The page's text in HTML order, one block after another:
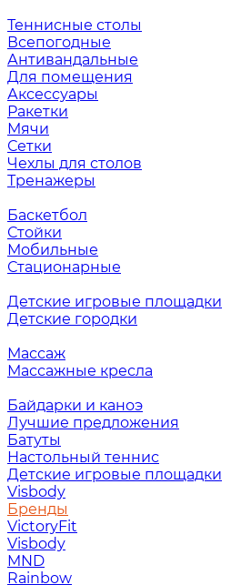
Теннисные столы
Всепогодные
Антивандальные
Для помещения
Аксессуары
Ракетки
Мячи
Сетки
Чехлы для столов
Тренажеры
Баскетбол
Стойки
Мобильные
Стационарные
Детские игровые площадки
Детские городки
Массаж
Массажные кресла
Байдарки и каноэ
Лучшие предложения
Батуты
Настольный теннис
Детские игровые площадки
Visbody
Бренды
VictoryFit
Visbody
MND
Rainbow